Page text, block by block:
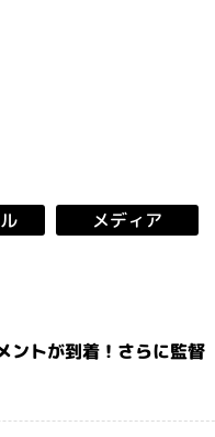
メディア
ントが到着！さらに監督